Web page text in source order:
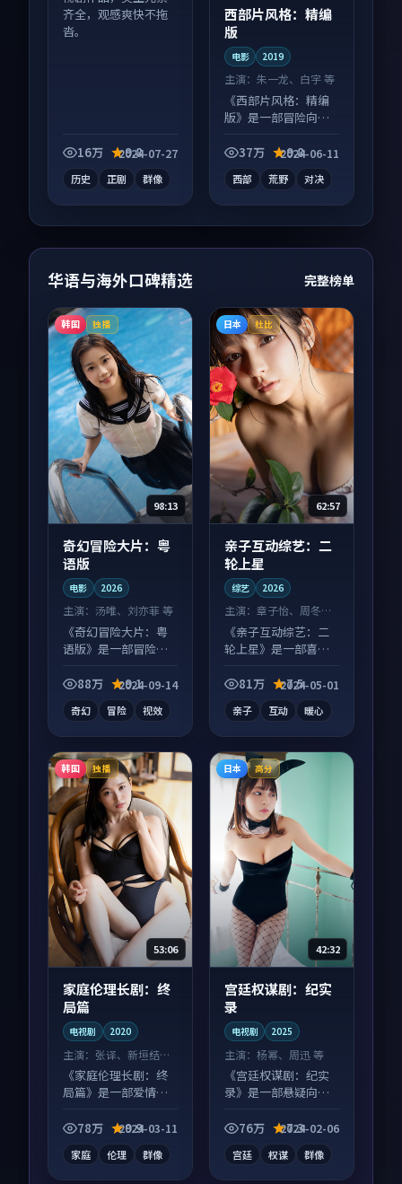
齐全，观感爽快不拖
沓。
16万 9.8
2024-07-27
历史 正剧 群像
西部片风格：精编
版
电影 2019
主演：朱一龙、白宇 等
《西部片风格：精编
版》是一部冒险向电
为内核，情感戏份扎
37万 9.8
2024-06-11
西部 荒野 对决
华语与海外口碑精选 完整榜单
韩国 独播
98:13
奇幻冒险大片：粤
语版
电影 2026
主演： 汤唯、刘亦菲 等
《奇幻冒险大片：粤
语版》是一部冒险向
齐全，观感爽快不拖
88万 9.1
2024-09-14
奇幻 冒险 视效
日本 杜比
62:57
亲子互动综艺：二
轮上星
综艺 2026
主演：章子怡、周冬雨
等
《亲子互动综艺：二
轮上星》是一部喜剧
系层层推进，尾声常
81万 7.5
2024-05-01
亲子 互动 暖心
韩国 独播
53:06
家庭伦理长剧：终
局篇
电视剧 2020
主演： 张译、新垣结衣
等
《家庭伦理长剧：终
局篇》是一部爱情向
成长为内核，情感戏
78万 9.9
2024-03-11
家庭 伦理 群像
日本 高分
42:32
宫廷权谋剧：纪实
录
电视剧 2025
主演：杨幂、周迅 等
《宫廷权谋剧：纪实
录》是一部悬疑向电
并行，细节值得二刷
76万 7.3
2024-02-06
宫廷 权谋 群像